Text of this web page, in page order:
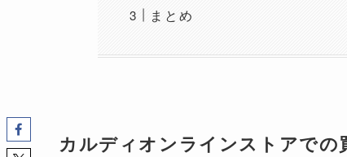
まとめ
カルディオンラインストアでの